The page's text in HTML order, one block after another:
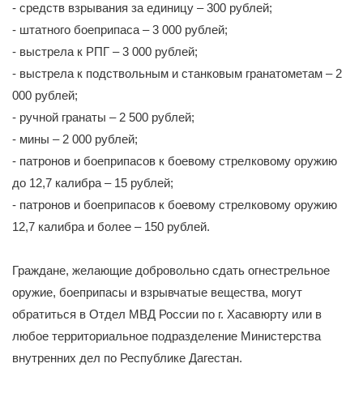
- средств взрывания за единицу – 300 рублей;
- штатного боеприпаса – 3 000 рублей;
- выстрела к РПГ – 3 000 рублей;
- выстрела к подствольным и станковым гранатометам – 2
000 рублей;
- ручной гранаты – 2 500 рублей;
- мины – 2 000 рублей;
- патронов и боеприпасов к боевому стрелковому оружию
до 12,7 калибра – 15 рублей;
- патронов и боеприпасов к боевому стрелковому оружию
12,7 калибра и более – 150 рублей.
Граждане, желающие добровольно сдать огнестрельное
оружие, боеприпасы и взрывчатые вещества, могут
обратиться в Отдел МВД России по г. Хасавюрту или в
любое территориальное подразделение Министерства
внутренних дел по Республике Дагестан.